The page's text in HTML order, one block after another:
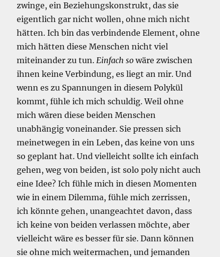
zwinge, ein Beziehungskonstrukt, das sie
eigentlich gar nicht wollen, ohne mich nicht
hätten. Ich bin das verbindende Element, ohne
mich hätten diese Menschen nicht viel
miteinander zu tun.Einfach so wäre zwischen
ihnen keine Verbindung, es liegt an mir. Und
wenn es zu Spannungen in diesem Polykül
kommt, fühle ich mich schuldig. Weil ohne
mich wären diese beiden Menschen
unabhängig voneinander. Sie pressen sich
meinetwegen in ein Leben, das keine von uns
so geplant hat. Und vielleicht sollte ich einfach
gehen, weg von beiden, ist solo poly nicht auch
eine Idee? Ich fühle mich in diesen Momenten
wie in einem Dilemma, fühle mich zerrissen,
ich könnte gehen, unangeachtet davon, dass
ich keine von beiden verlassen möchte, aber
vielleicht wäre es besser für sie. Dann können
sie ohne mich weitermachen, und jemanden